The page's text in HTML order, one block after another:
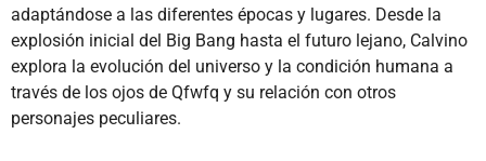
adaptándose a las diferentes épocas y lugares. Desde la
explosión inicial del Big Bang hasta el futuro lejano, Calvino
explora la evolución del universo y la condición humana a
través de los ojos de Qfwfq y su relación con otros
personajes peculiares.